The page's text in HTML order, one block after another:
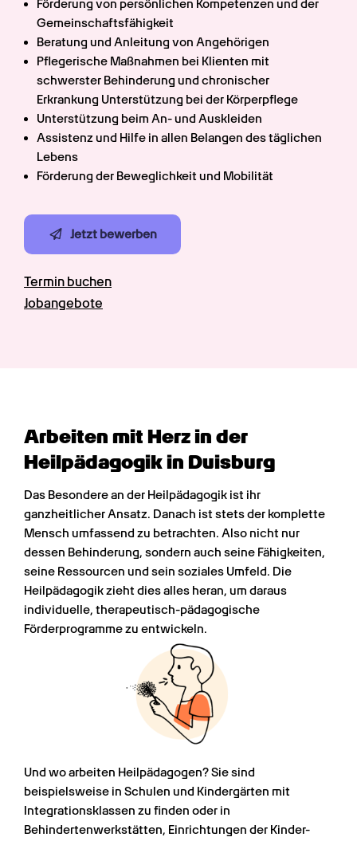
Förderung von persönlichen Kompetenzen und der
Gemeinschaftsfähigkeit
Beratung und Anleitung von Angehörigen
Pflegerische Maßnahmen bei Klienten mit
schwerster Behinderung und chronischer
Erkrankung Unterstützung bei der Körperpflege
Unterstützung beim An- und Auskleiden
Assistenz und Hilfe in allen Belangen des täglichen
Lebens
Förderung der Beweglichkeit und Mobilität
Jetzt bewerben
Termin buchen
Jobangebote
Arbeiten mit Herz in der
Heilpädagogik in Duisburg
Das Besondere an der Heilpädagogik ist ihr
ganzheitlicher Ansatz. Danach ist stets der komplette
Mensch umfassend zu betrachten. Also nicht nur
dessen Behinderung, sondern auch seine Fähigkeiten,
seine Ressourcen und sein soziales Umfeld. Die
Heilpädagogik zieht dies alles heran, um daraus
individuelle, therapeutisch-pädagogische
Förderprogramme zu entwickeln.
Und wo arbeiten Heilpädagogen? Sie sind
beispielsweise in Schulen und Kindergärten mit
Integrationsklassen zu finden oder in
Behindertenwerkstätten, Einrichtungen der Kinder-